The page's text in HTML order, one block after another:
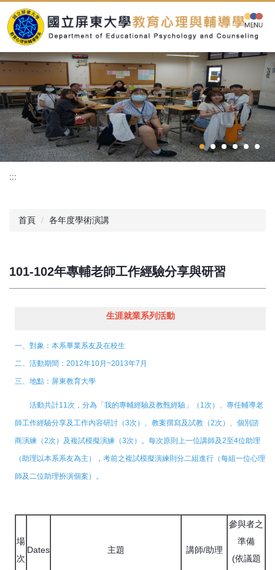
到
主
內
容
區
:::
首頁 各年度學術演講
101-102年專輔老師工作經驗分享與研習
生涯就業系列活動
一、對象：本系畢業系友及在校生
二、活動期間：2012年10月~2013年7月
三、地點：屏東教育大學
活動共計11次，分為「我的專輔經驗及教甄經驗」（1次）、專任輔導老
師工作經驗分享及工作內容研討（3次）、教案撰寫及試教（2次）、個別諮
商演練（2次）及複試模擬演練（3次）。每次原則上一位講師及2至4位助理
（助理以本系系友為主），考前之複試模擬演練則分二組進行（每組一位心理
師及二位助理扮演個案）。
場
次
Dates 主題 講師/助理
參與者之
準備
(依議題